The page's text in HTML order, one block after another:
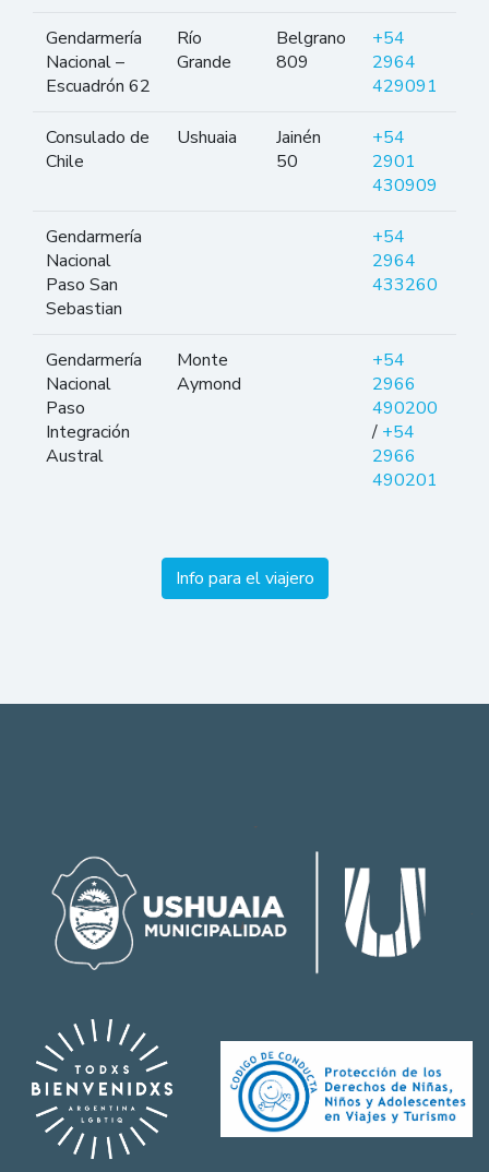
Gendarmería
Nacional –
Escuadrón 62
Río
Grande
Belgrano
809
+54
2964
429091
Consulado de
Chile
Ushuaia
Jainén
50
+54
2901
430909
Gendarmería
Nacional
Paso San
Sebastian
+54
2964
433260
Gendarmería
Nacional
Paso
Integración
Austral
Monte
Aymond
+54
2966
490200
/ +54
2966
490201
Info para el viajero